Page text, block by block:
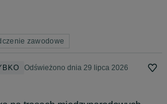
zawodowe
Odświeżono dnia 29 lipca 2026